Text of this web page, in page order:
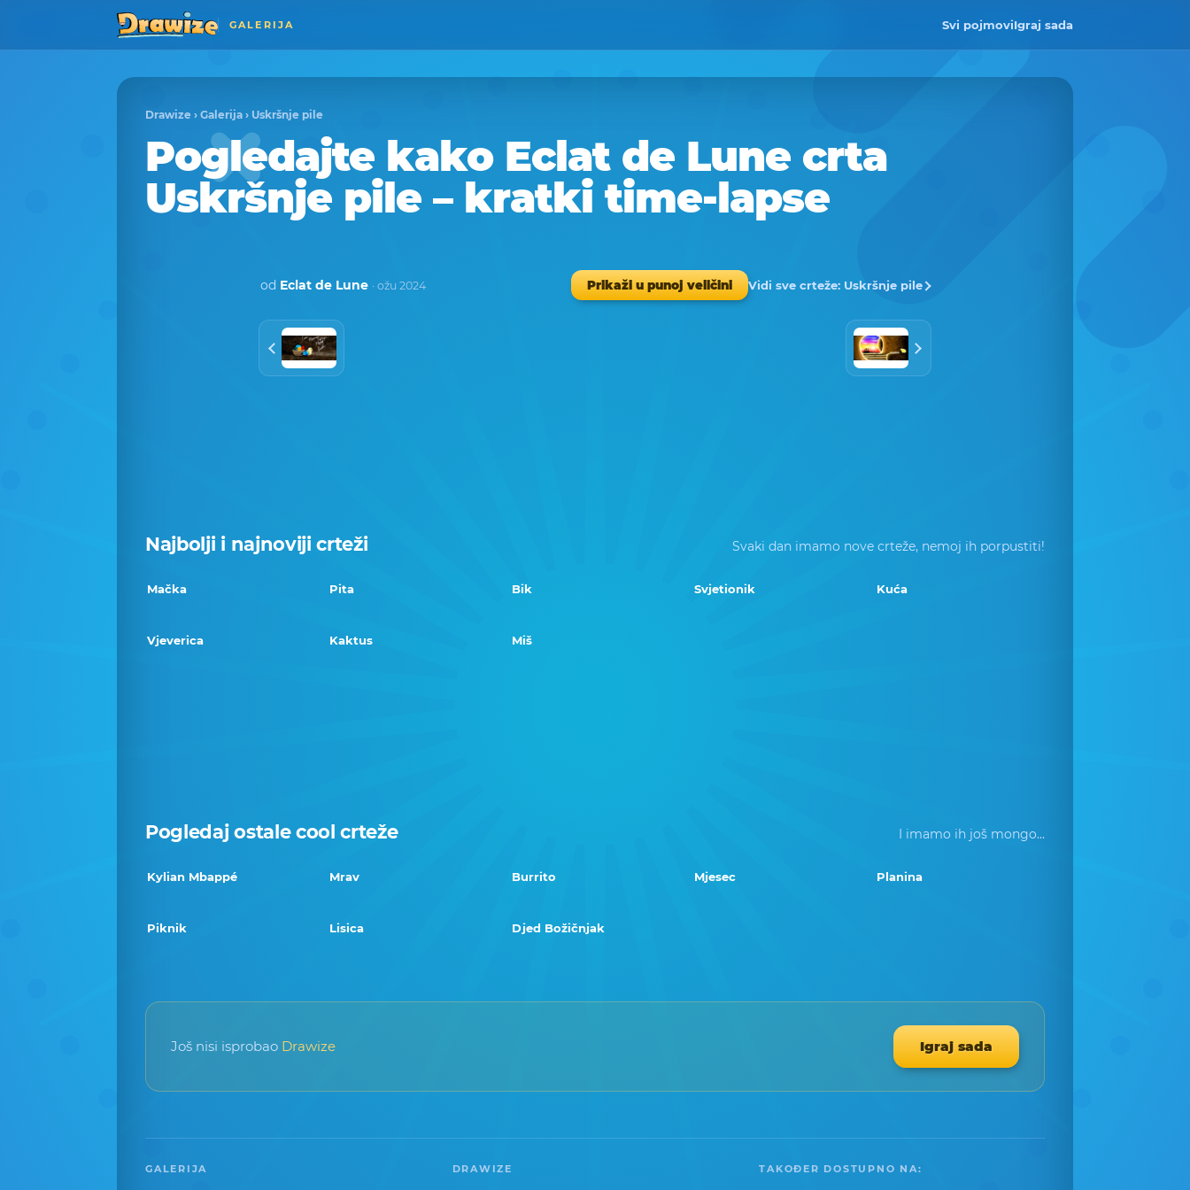
GALERIJA Svi pojmoviIgraj sada
Drawize › Galerija › Uskršnje pile
Pogledajte kako Eclat de Lune crta
Uskršnje pile – kratki time-lapse
od Eclat de Lune · ožu 2024 Prikaži u punoj veličini Vidi sve crteže: Uskršnje pile
Najbolji i najnoviji crteži Svaki dan imamo nove crteže, nemoj ih porpustiti!
Mačka Pita Bik Svjetionik Kuća
Vjeverica Kaktus Miš
Pogledaj ostale cool crteže I imamo ih još mongo...
Kylian Mbappé Mrav Burrito Mjesec Planina
Piknik Lisica Djed Božičnjak
Još nisi isprobao Drawize Igraj sada
GALERIJA DRAWIZE TAKOĐER DOSTUPNO NA: